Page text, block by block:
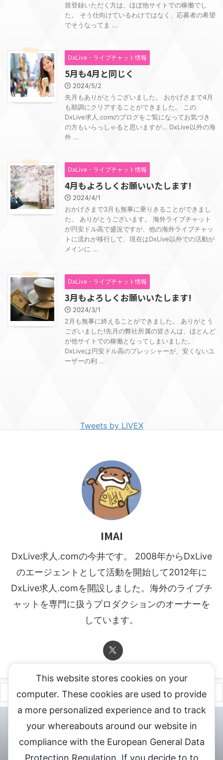
規登録いただく方は、ほぼ他サイトでの稼働でし
た。 そう仕向けているわけではなく、応募者の希望
でそうなってま ...
DxLive・ライブチャット情報
5月も4月と同じく
2024/5/2
先月もありがとうございました。 おかげさまで4月
も順調にクリアすることができました。 この
DxLive求人.comのブログをご覧になってお気づき
の方もいらっしゃると思いますが… DxLive以外の海
外 ...
DxLive・ライブチャット情報
4月もよろしくお願いいたします!
2024/4/1
おかげさまで3月も無事に乗りきることができまし
た。 ありがとうございます。 海外ライブチャット
が円安ドル高で盛況ですが、他の海外ライブチャッ
トに流れが移行して、現在はDxLive以外での活動が
メインに ...
DxLive・ライブチャット情報
3月もよろしくお願いいたします!
2024/3/1
2月も無事に終えることができました。 ありがとう
ございました!先月の弊社所属の皆さんは、ほとんど
が他サイトでの稼働となってしまいました。
DxLiveは円安ドル高のプレッシャーが、安くないユ
ーザーの利 ...
Tweets by LIVEX
IMAI
DxLive求人.comの今井です。 2008年からDxLive
のエージェントとして活動を開始して2012年に
DxLive求人.comを開設しました。海外のライブチ
ャットを専門に扱うプロダクションのオーナーを
しています。
チャットレディ登録申込 DXLIVE求人.comへお問合せ
DXLIVE 退
会・解約・移籍の申請
式サイト
This website stores cookies on your
computer. These cookies are used to provide
a more personalized experience and to track
your whereabouts around our website in
compliance with the European General Data
Protection Regulation. If you decide to to